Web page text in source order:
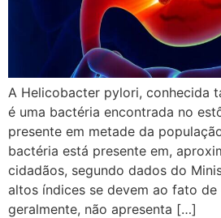
A Helicobacter pylori, conhecida
é uma bactéria encontrada no
presente em metade da
bactéria está presente em,
cidadãos, segundo dados do
altos índices se devem ao fato de
geralmente, não apresenta […]